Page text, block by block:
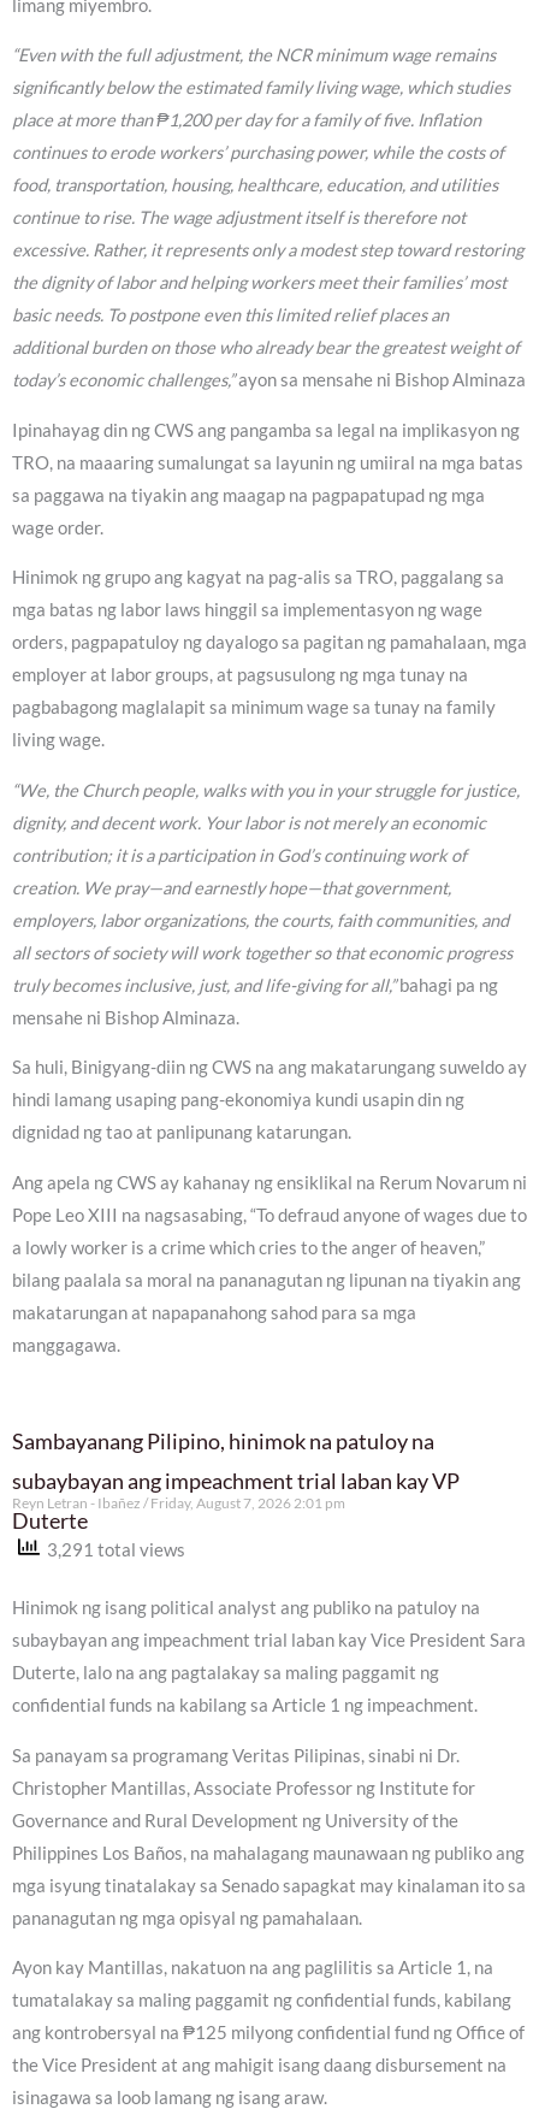
limang miyembro.
“Even with the full adjustment, the NCR minimum wage remains
significantly below the estimated family living wage, which studies
place at more than ₱1,200 per day for a family of five. Inflation
continues to erode workers’ purchasing power, while the costs of
food, transportation, housing, healthcare, education, and utilities
continue to rise. The wage adjustment itself is therefore not
excessive. Rather, it represents only a modest step toward restoring
the dignity of labor and helping workers meet their families’ most
basic needs. To postpone even this limited relief places an
additional burden on those who already bear the greatest weight of
today’s economic challenges,”ayon sa mensahe ni Bishop Alminaza
Ipinahayag din ng CWS ang pangamba sa legal na implikasyon ng
TRO, na maaaring sumalungat sa layunin ng umiiral na mga batas
sa paggawa na tiyakin ang maagap na pagpapatupad ng mga
wage order.
Hinimok ng grupo ang kagyat na pag-alis sa TRO, paggalang sa
mga batas ng labor laws hinggil sa implementasyon ng wage
orders, pagpapatuloy ng dayalogo sa pagitan ng pamahalaan, mga
employer at labor groups, at pagsusulong ng mga tunay na
pagbabagong maglalapit sa minimum wage sa tunay na family
living wage.
“We, the Church people, walks with you in your struggle for justice,
dignity, and decent work. Your labor is not merely an economic
contribution; it is a participation in God’s continuing work of
creation. We pray—and earnestly hope—that government,
employers, labor organizations, the courts, faith communities, and
all sectors of society will work together so that economic progress
truly becomes inclusive, just, and life-giving for all,”bahagi pa ng
mensahe ni Bishop Alminaza.
Sa huli, Binigyang-diin ng CWS na ang makatarungang suweldo ay
hindi lamang usaping pang-ekonomiya kundi usapin din ng
dignidad ng tao at panlipunang katarungan.
Ang apela ng CWS ay kahanay ng ensiklikal na Rerum Novarum ni
Pope Leo XIII na nagsasabing, “To defraud anyone of wages due to
a lowly worker is a crime which cries to the anger of heaven,”
bilang paalala sa moral na pananagutan ng lipunan na tiyakin ang
makatarungan at napapanahong sahod para sa mga
manggagawa.
Sambayanang Pilipino, hinimok na patuloy na
subaybayan ang impeachment trial laban kay VP
Duterte
Reyn Letran - Ibañez Friday, August 7, 2026 2:01 pm
3,291 total views
Hinimok ng isang political analyst ang publiko na patuloy na
subaybayan ang impeachment trial laban kay Vice President Sara
Duterte, lalo na ang pagtalakay sa maling paggamit ng
confidential funds na kabilang sa Article 1 ng impeachment.
Sa panayam sa programang Veritas Pilipinas, sinabi ni Dr.
Christopher Mantillas, Associate Professor ng Institute for
Governance and Rural Development ng University of the
Philippines Los Baños, na mahalagang maunawaan ng publiko ang
mga isyung tinatalakay sa Senado sapagkat may kinalaman ito sa
pananagutan ng mga opisyal ng pamahalaan.
Ayon kay Mantillas, nakatuon na ang paglilitis sa Article 1, na
tumatalakay sa maling paggamit ng confidential funds, kabilang
ang kontrobersyal na ₱125 milyong confidential fund ng Office of
the Vice President at ang mahigit isang daang disbursement na
isinagawa sa loob lamang ng isang araw.